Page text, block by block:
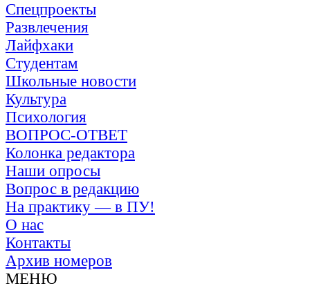
Спецпроекты
Развлечения
Лайфхаки
Студентам
Школьные новости
Культура
Психология
ВОПРОС-ОТВЕТ
Колонка редактора
Наши опросы
Вопрос в редакцию
На практику — в ПУ!
О нас
Контакты
Архив номеров
МЕНЮ